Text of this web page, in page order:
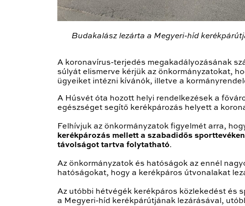
Budakalász lezárta a Megyeri-híd
A koronavírus-terjedés megakadályozásának
súlyát elismerve kérjük az önkormányzatokat,
ügyeiket intézni kívánók, illetve a
A Húsvét óta hozott helyi rendelkezések a
egészséget segítő kerékpározás helyett a
Felhívjuk az önkormányzatok figyelmét arra,
kerékpározás mellett a szabadidős
távolságot tartva folytatható.
Az önkormányzatok és hatóságok az ennél
hatóságokat, hogy a kerékpáros útvonalakat
Az utóbbi hétvégék kerékpáros közlekedést és
a Megyeri-híd kerékpárútjának lezárásával,